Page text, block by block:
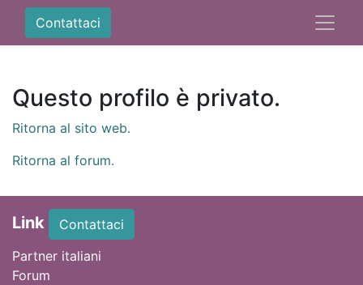
Contattaci
Questo profilo è privato.
Ritorna al sito web.
Ritorna al forum.
Link
Contattaci
Partner italiani
Forum